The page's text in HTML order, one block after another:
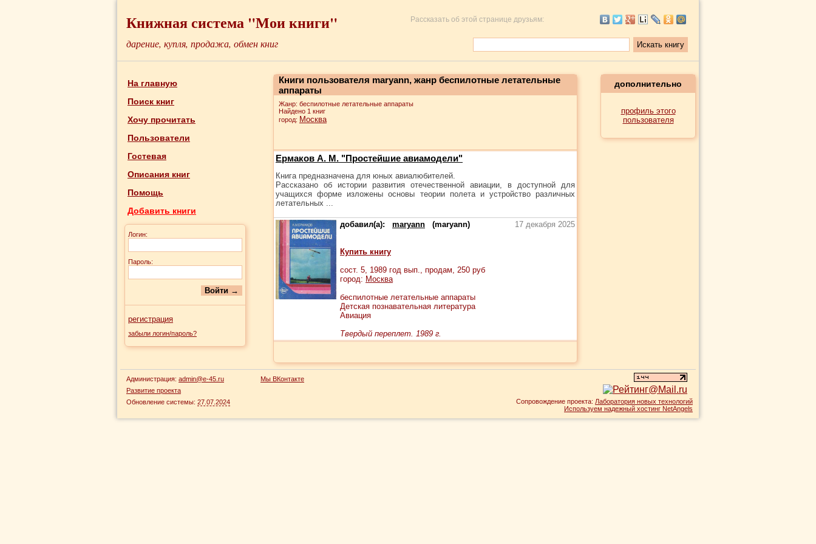
Книжная система "Мои книги" Рассказать об этой странице друзьям:
дарение, купля, продажа, обмен книг
На главную
Поиск книг
Хочу прочитать
Пользователи
Гостевая
Описания книг
Помощь
Добавить книги
Логин:
Пароль:
регистрация
забыли логин/пароль?
Книги пользователя maryann, жанр беспилотные летательные
аппараты
Жанр: беспилотные летательные аппараты
Найдено 1 книг
город: Москва
Ермаков А. М. "Простейшие авиамодели"
Книга предназначена для юных авиалюбителей.
Рассказано об истории развития отечественной авиации, в доступной для
учащихся форме изложены основы теории полета и устройство различных
летательных ...
добавил(а): maryann (maryann) 17 декабря 2025
Купить книгу
сост. 5, 1989 год вып., продам, 250 руб
город: Москва
беспилотные летательные аппараты
Детская познавательная литература
Авиация
Твердый переплет. 1989 г.
дополнительно
профиль этого
пользователя
Администрация: admin@e-45.ru
Развитие проекта
Обновление системы: 27.07.2024
Мы ВКонтакте
Сопровождение проекта: Лаборатория новых технологий
Используем надежный хостинг NetAngels